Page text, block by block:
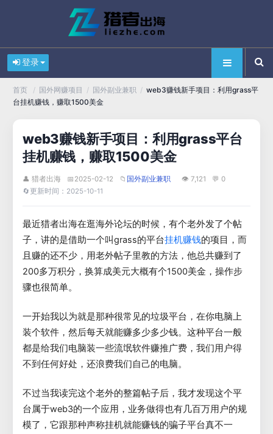
登录
首页 / 国外网赚项目 / 国外副业兼职 / web3赚钱新手项目：利用grass平
台挂机赚钱，赚取1500美金
web3赚钱新手项目：利用grass平台
挂机赚钱，赚取1500美金
👤 猎者出海 📅 2025-02-12 📁 国外副业兼职 👁 7,121
💬 0
🔄更新时间：2025-10-11
最近猎者出海在逛海外论坛的时候，有个老外发了个帖
子，讲的是借助一个叫grass的平台挂机赚钱的项目，而
且赚的还不少，用老外帖子里教的方法，他总共赚到了
200多万积分，换算成美元大概有个1500美金，操作步
骤也很简单。
一开始我以为就是那种很常见的垃圾平台，在你电脑上
装个软件，然后每天就能赚多少多少钱。这种平台一般
都是给我们电脑装一些流氓软件赚推广费，我们用户得
不到任何好处，还浪费我们自己的电脑。
不过当我读完这个老外的整篇帖子后，我才发现这个平
台属于web3的一个应用，业务做得也有几百万用户的规
模了，它跟那种声称挂机就能赚钱的骗子平台真不一